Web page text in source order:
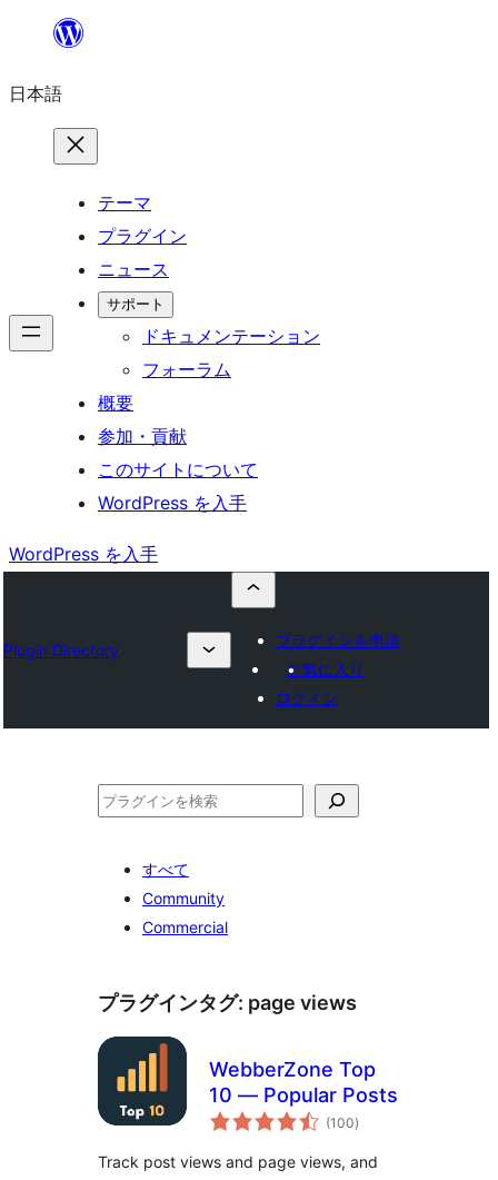
を
日本語
テーマ
プラグイン
ニュース
サポート
ドキュメンテーション
フォーラム
概要
参加・貢献
このサイトについて
WordPress を入手
WordPress を入手
Plugin Directory
プラグインを申請
お気に入り
ログイン
検
すべて
Community
Commercial
プラグインタグ: page views
WebberZone Top
10 — Popular Posts
(100個
の
価
)
Track post views and page views, and